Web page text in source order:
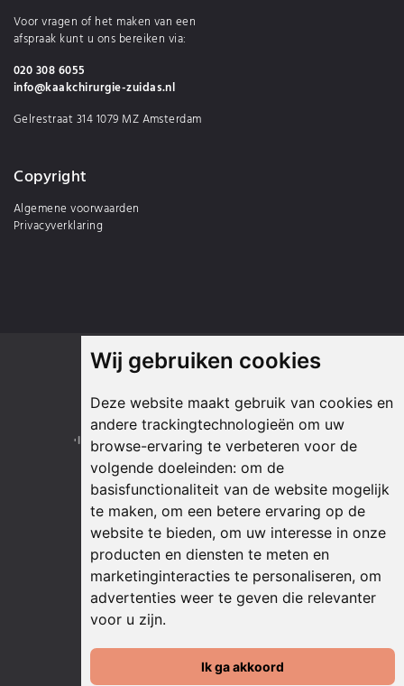
Wij gebruiken cookies
Deze website maakt gebruik van cookies en
andere trackingtechnologieën om uw
browse-ervaring te verbeteren voor de
volgende doeleinden: om de
basisfunctionaliteit van de website mogelijk
te maken, om een betere ervaring op de
website te bieden, om uw interesse in onze
producten en diensten te meten en
marketinginteracties te personaliseren, om
advertenties weer te geven die relevanter
voor u zijn.
Ik ga akkoord
Voor vragen of het maken van een
afspraak kunt u ons bereiken via:
020 308 6055
info@kaakchirurgie-zuidas.nl
Gelrestraat 314 1079 MZ Amsterdam
Copyright
Algemene voorwaarden
Privacyverklaring
Onze partners